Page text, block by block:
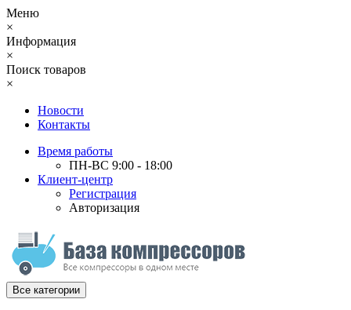
Меню
×
Информация
×
Поиск товаров
×
Новости
Контакты
Время работы
ПН-ВС 9:00 - 18:00
Клиент-центр
Регистрация
Авторизация
Все категории